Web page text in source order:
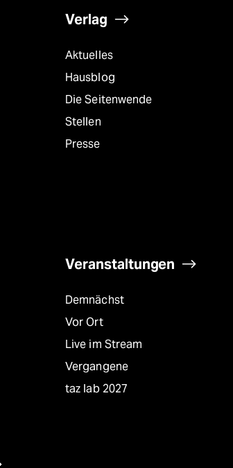
Verlag
Aktuelles
Hausblog
Die Seitenwende
Stellen
Presse
Veranstaltungen
Demnächst
Vor Ort
Live im Stream
Vergangene
taz lab 2027